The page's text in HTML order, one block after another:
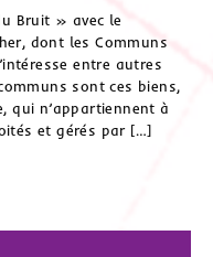
Bruit » avec le
dont les Communs
entre autres
sont ces biens,
qui n’appartiennent à
et gérés par […]